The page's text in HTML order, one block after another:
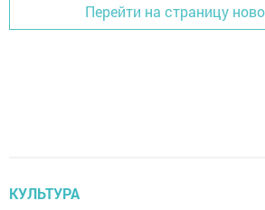
Перейти на страницу
КУЛЬТУРА